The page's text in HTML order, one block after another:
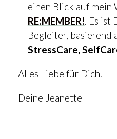
einen Blick auf mein
RE:MEMBER!. Es ist
Begleiter, basierend
StressCare,
Alles Liebe für Dich.
Deine Jeanette